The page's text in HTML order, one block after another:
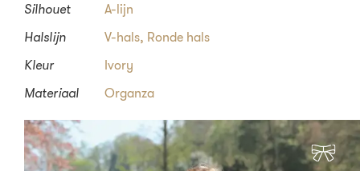
Silhouet
A-lijn
Halslijn
V-hals, Ronde hals
Kleur
Ivory
Materiaal
Organza